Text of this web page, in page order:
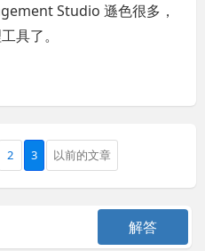
Studio 遜色很多，
具了。
2 3 以前的文章